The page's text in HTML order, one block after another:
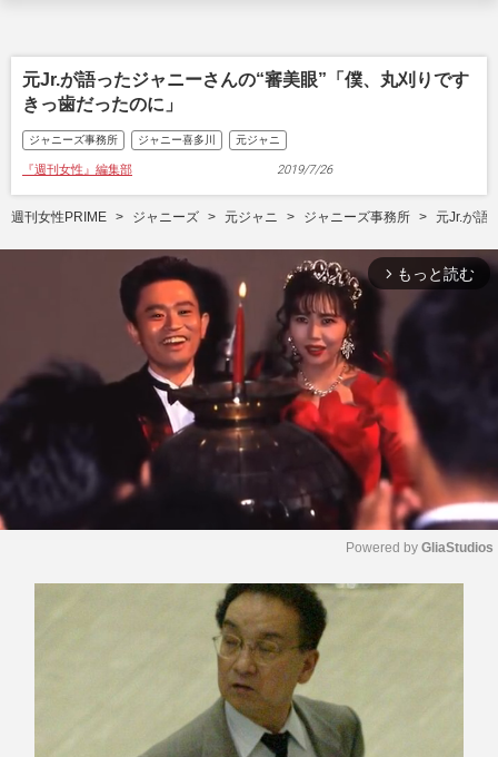
元Jr.が語ったジャニーさんの“審美眼”「僕、丸刈りです
きっ歯だったのに」
ジャニーズ事務所 ジャニー喜多川 元ジャニ
『週刊女性』編集部 2019/7/26
週刊女性PRIME ジャニーズ 元ジャニ ジャニーズ事務所 元Jr.が語
arrow_forward_ios もっと読む
Powered by GliaStudios